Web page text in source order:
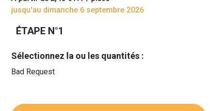
jusqu'au dimanche 6 septembre 2026
ÉTAPE N°1
Sélectionnez la ou les quantités :
Bad Request